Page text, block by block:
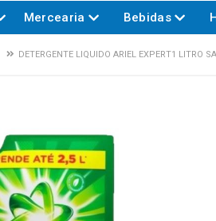
Mercearia Bebidas
DETERGENTE LIQUIDO ARIEL EXPERT1 LITRO